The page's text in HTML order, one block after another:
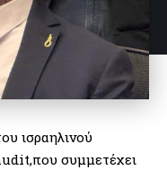
ισραηλινού
συμμετέχει